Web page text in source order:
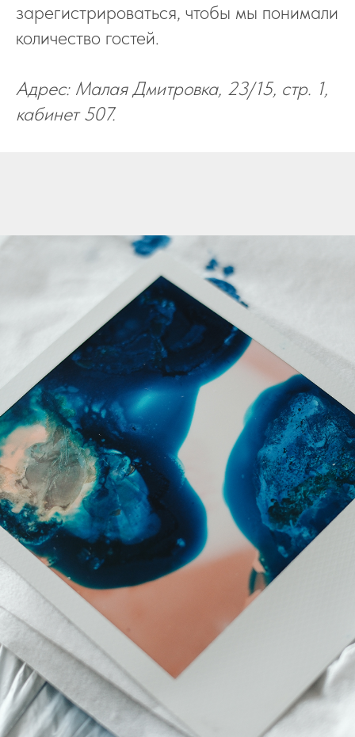
зарегистрироваться, чтобы мы понимали
количество гостей.
Адрес: Малая Дмитровка, 23/15, стр. 1,
кабинет 507.